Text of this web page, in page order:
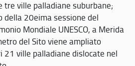
tre ville palladiane suburbane;
della 20eima sessione del
Mondiale UNESCO, a Merida
del Sito viene ampliato
21 ville palladiane dislocate nel